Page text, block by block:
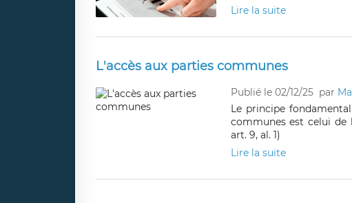
Lire la suite
L'accès aux parties communes
Publié le 02/12/25 par
Le principe
communes est celui de
art. 9, al. 1)
Lire la suite